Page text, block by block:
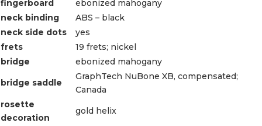
fingerboard
ebonized mahogany
neck binding
ABS – black
neck side dots
yes
frets
19 frets; nickel
bridge
ebonized mahogany
bridge saddle
GraphTech NuBone XB, compensated;
Canada
rosette
decoration
gold helix